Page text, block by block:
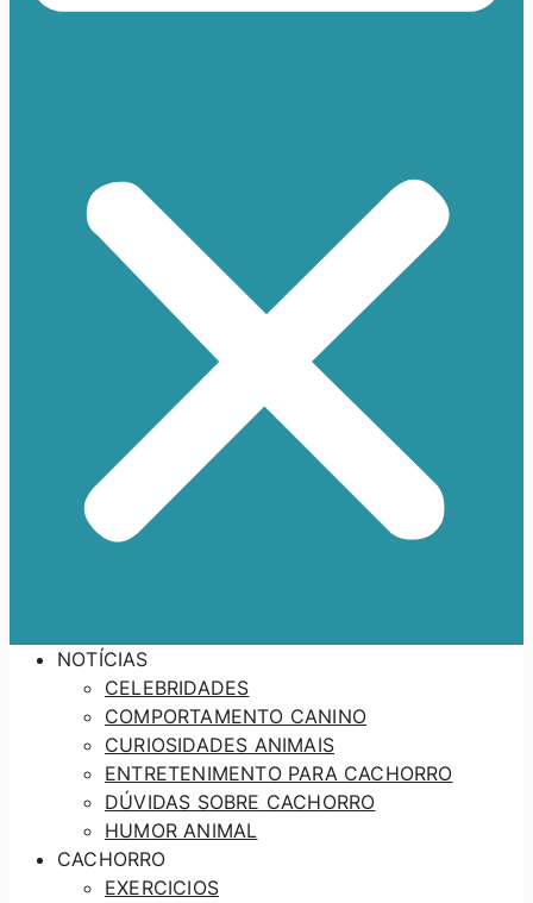
NOTÍCIAS
CELEBRIDADES
COMPORTAMENTO CANINO
CURIOSIDADES ANIMAIS
ENTRETENIMENTO PARA CACHORRO
DÚVIDAS SOBRE CACHORRO
HUMOR ANIMAL
CACHORRO
EXERCICIOS